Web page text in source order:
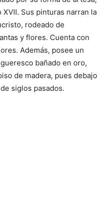
Sus pinturas narran la
rodeado de
y flores. Cuenta con
Además, posee un
bañado en oro,
de madera, pues debajo
siglos pasados.